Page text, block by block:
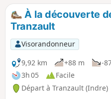
lys de France et Saint-
Patron de l'Angleterre on
Saint-Georges. Son château du
siècle, vestige d'un ancien
de onze tours fut restauré
au XIXe siècle. Ce château a
Bertrand du Lys et fut racheté
par Jacques Cœur. Il
plus d'un siècle au Comte de
À la découverte
Tranzault
Visorandonneur
9,92 km
+88 m
-
3h 05
Facile
Départ à Tranzault (Indre)